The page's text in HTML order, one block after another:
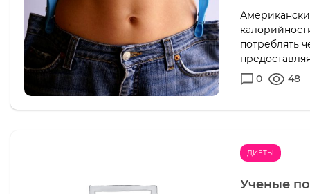
потреблять
0
48
ДИЕТЫ
Ученые